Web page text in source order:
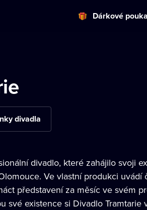
Dárkové
divadla
divadlo, které zahájilo svoji
Ve vlastní produkci
představení za měsíc ve svém
své existence si Divadlo